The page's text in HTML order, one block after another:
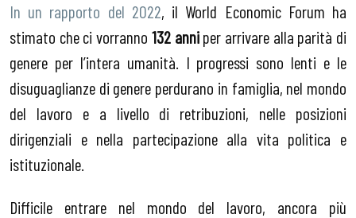
In un rapporto del 2022, il World Economic Forum ha
stimato che ci vorranno 132 anniper arrivare alla parità di
genere per l’intera umanità. I progressi sono lenti e le
disuguaglianze di genere perdurano in famiglia, nel mondo
del lavoro e a livello di retribuzioni, nelle posizioni
dirigenziali e nella partecipazione alla vita politica e
istituzionale.
Difficile entrare nel mondo del lavoro, ancora più